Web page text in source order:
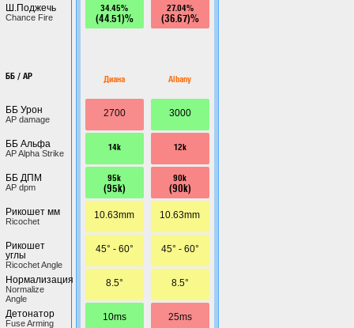
Ш.Поджечь
Chance Fire
ББ / AP
ББ Урон
AP damage
ББ Альфа
AP Alpha Strike
ББ ДПМ
AP dpm
Рикошет мм
Ricochet
Рикошет
углы
Ricochet Angle
Нормализация
Normalize
Angle
Детонатор
Fuse Arming
34.45%
(44.51)%
Диана
2700
14k
95k
(95k)
10.63mm
45° - 60°
8.5°
10ms
27.04%
(36.67)%
Albany
3000
12k
90k
(90k)
10.63mm
45° - 60°
8.5°
25ms